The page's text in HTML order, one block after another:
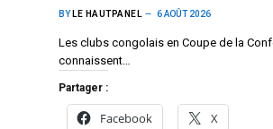
BY LE HAUTPANEL 6 AOÛT 2026
Les clubs congolais en Coupe de la
connaissent…
Partager :
Facebook X